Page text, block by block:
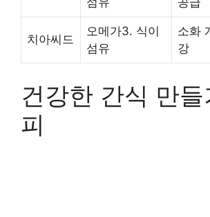
치아씨드
오메가3. 식이
섬유
소화
강
건강한 간식 만들
피